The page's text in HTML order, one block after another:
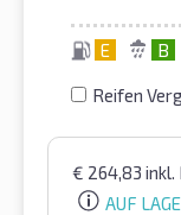
E B
Reifen
€ 264,83 inkl.
AUF